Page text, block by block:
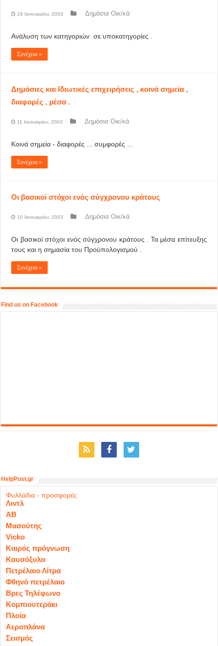
19 Ιανουαρίου, 2003 Δημόσια Οικ/κά
Ανάλυση των κατηγοριών σε υποκατηγορίες .
Συνέχεια »
Δημόσιες και Ιδιωτικές επιχειρήσεις , κοινά σημεία ,
διαφορές , μέσα .
11 Ιανουαρίου, 2003 Δημόσια Οικ/κά
Κοινά σημεία - διαφορές ... συμφορές ...
Συνέχεια »
Οι βασικοί στόχοι ενός σύγχρονου κράτους
10 Ιανουαρίου, 2003 Δημόσια Οικ/κά
Οι βασικοί στόχοι ενός σύγχρονου κράτους . Τα μέσα επίτευξης
τους και η σημασία του Προϋπολογισμού .
Συνέχεια »
Find us on Facebook
HelpPost.gr
Φυλλάδια - προσφορές
Λιντλ
ΑΒ
Μασούτης
Vicko
Καιρός πρόγνωση
Καυσόξυλα
Πετρέλαιο Λίτρα
Φθηνό πετρέλαιο
Βρες Τηλέφωνο
Κομπιουτεράκι
Πλοία
Αεροπλάνα
Σεισμός